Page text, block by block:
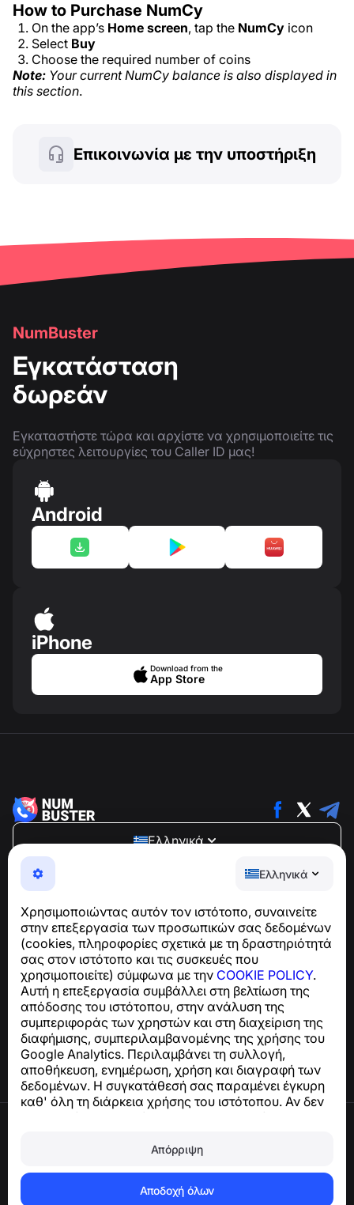
Ελληνικά
Χρησιμοποιώντας αυτόν τον ιστότοπο, συναινείτε
στην επεξεργασία των προσωπικών σας δεδομένων
(cookies, πληροφορίες σχετικά με τη δραστηριότητά
σας στον ιστότοπο και τις συσκευές που
χρησιμοποιείτε) σύμφωνα με την COOKIE POLICY.
Αυτή η επεξεργασία συμβάλλει στη βελτίωση της
απόδοσης του ιστότοπου, στην ανάλυση της
συμπεριφοράς των χρηστών και στη διαχείριση της
διαφήμισης, συμπεριλαμβανομένης της χρήσης του
Google Analytics. Περιλαμβάνει τη συλλογή,
αποθήκευση, ενημέρωση, χρήση και διαγραφή των
δεδομένων. Η συγκατάθεσή σας παραμένει έγκυρη
καθ' όλη τη διάρκεια χρήσης του ιστότοπου. Αν δεν
συμφωνείτε, σταματήστε να χρησιμοποιείτε τον
ρυθμίσεις του προγράμματος περιήγησής σας.
Απόρριψη
Αποδοχή όλων
How to Purchase NumCy
On the app’s Home screen, tap the NumCy icon
Select Buy
Choose the required number of coins
Note: Your current NumCy balance is also displayed in
this section.
Επικοινωνία με την υποστήριξη
NumBuster
Εγκατάσταση
δωρεάν
Εγκαταστήστε τώρα και αρχίστε να χρησιμοποιείτε τις
εύχρηστες λειτουργίες του Caller ID μας!
Android
iPhone
Download from the
App Store
Ελληνικά
NumBuster © 2013—2026 ·
support@numbuster.com
Μια εύχρηστη εφαρμογή που σας προστατεύει από
Για ερωτήσεις σχετικά με τη συμμόρφωση με το GDPR:
support@numbuster.com
Κέντρο βοήθειας
Ειδήσεις και Άρθρα
Σχετικά με το έργο
Επαφές
Διαγραφή λογαριασμού και δεδομένων